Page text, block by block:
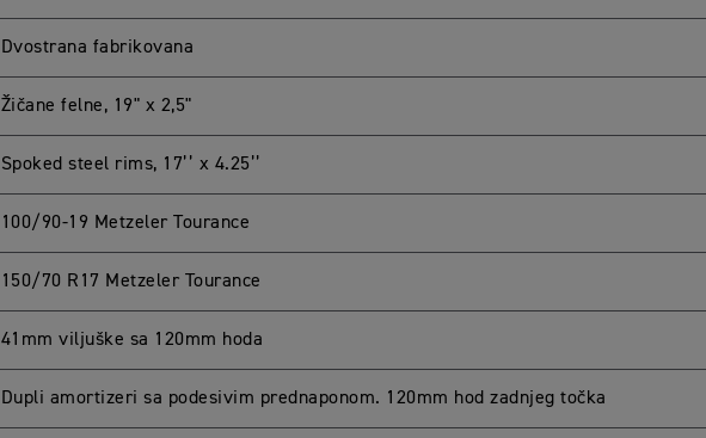
Dvostrana fabrikovana
Žičane felne, 19" x 2,5"
Spoked steel rims, 17’’ x 4.25’’
100/90-19 Metzeler Tourance
150/70 R17 Metzeler Tourance
41mm viljuške sa 120mm hoda
Dupli amortizeri sa podesivim prednaponom. 120mm hod zadnjeg točka